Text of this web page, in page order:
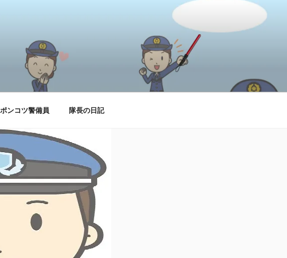
ポンコツ警備員 隊長の日記